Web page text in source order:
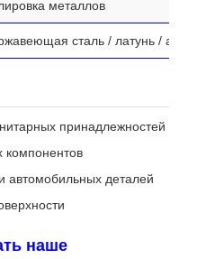
металлов
сталь / латунь /
принадлежностей
компонентов
автомобильных деталей
наше